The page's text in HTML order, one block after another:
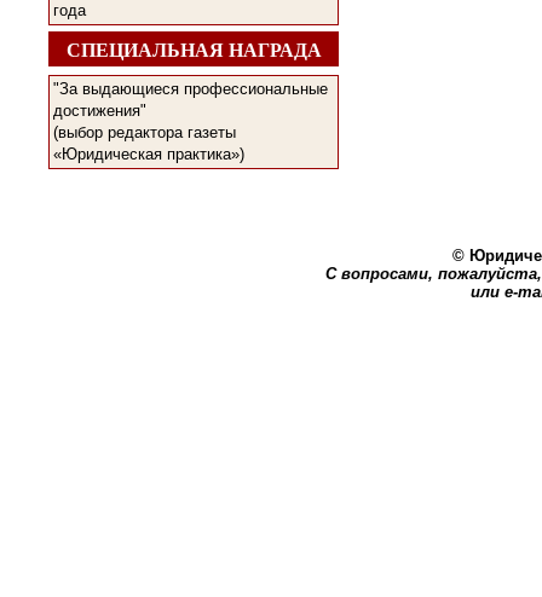
года
СПЕЦИАЛЬНАЯ НАГРАДА
"За выдающиеся профессиональные
достижения"
(выбор редактора газеты
«Юридическая практика»)
©
С вопросами,
или e-